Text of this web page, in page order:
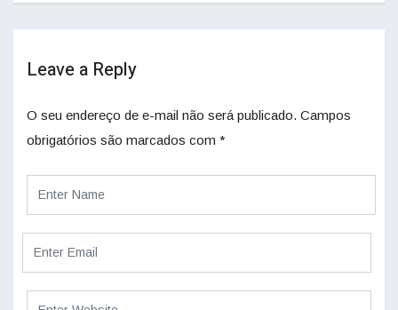
Leave a Reply
O seu endereço de e-mail não será publicado. Campos
obrigatórios são marcados com *